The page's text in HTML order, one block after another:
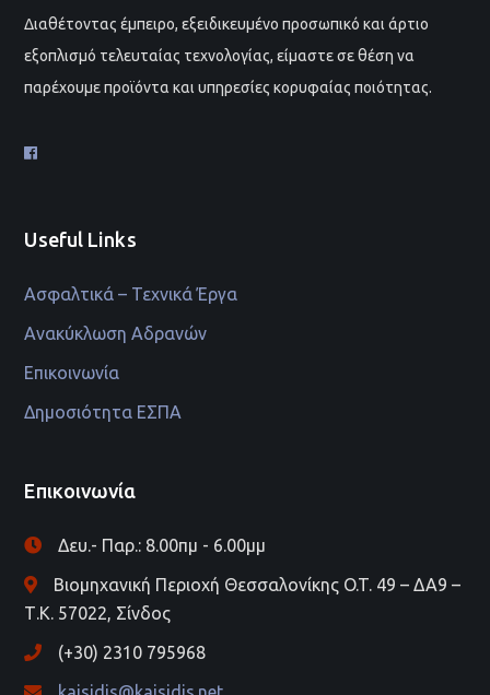
Διαθέτοντας έμπειρο, εξειδικευμένο προσωπικό και άρτιο
εξοπλισμό τελευταίας τεχνολογίας, είμαστε σε θέση να
παρέχουμε προϊόντα και υπηρεσίες κορυφαίας ποιότητας.
Useful Links
Ασφαλτικά – Τεχνικά Έργα
Ανακύκλωση Αδρανών
Επικοινωνία
Δημοσιότητα ΕΣΠΑ
Επικοινωνία
Δευ.- Παρ.: 8.00πμ - 6.00μμ
Βιομηχανική Περιοχή Θεσσαλονίκης O.T. 49 – ΔΑ9 –
Τ.Κ. 57022, Σίνδος
(+30) 2310 795968